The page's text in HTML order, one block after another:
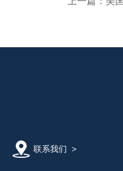
联系我们 >